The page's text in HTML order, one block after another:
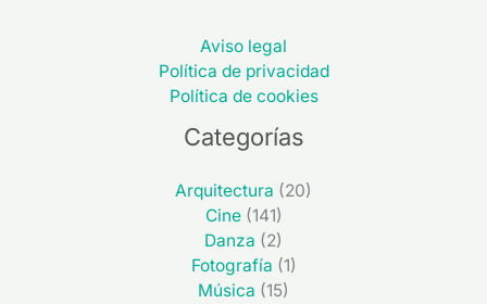
Aviso legal
Política de privacidad
Política de cookies
Categorías
Arquitectura (20)
Cine(141)
Danza (2)
Fotografía (1)
Música (15)